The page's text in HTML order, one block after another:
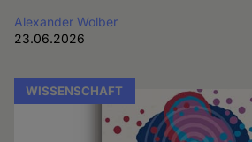
Alexander Wolber
23.06.2026
WISSENSCHAFT